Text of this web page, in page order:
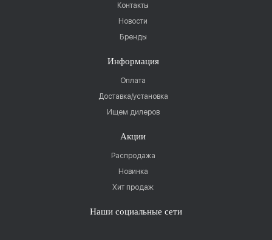
Контакты
Новости
Бренды
Информация
Оплата
Доставка/установка
Ищем дилеров
Акции
Распродажа
Новинка
Хит продаж
Наши социальные сети